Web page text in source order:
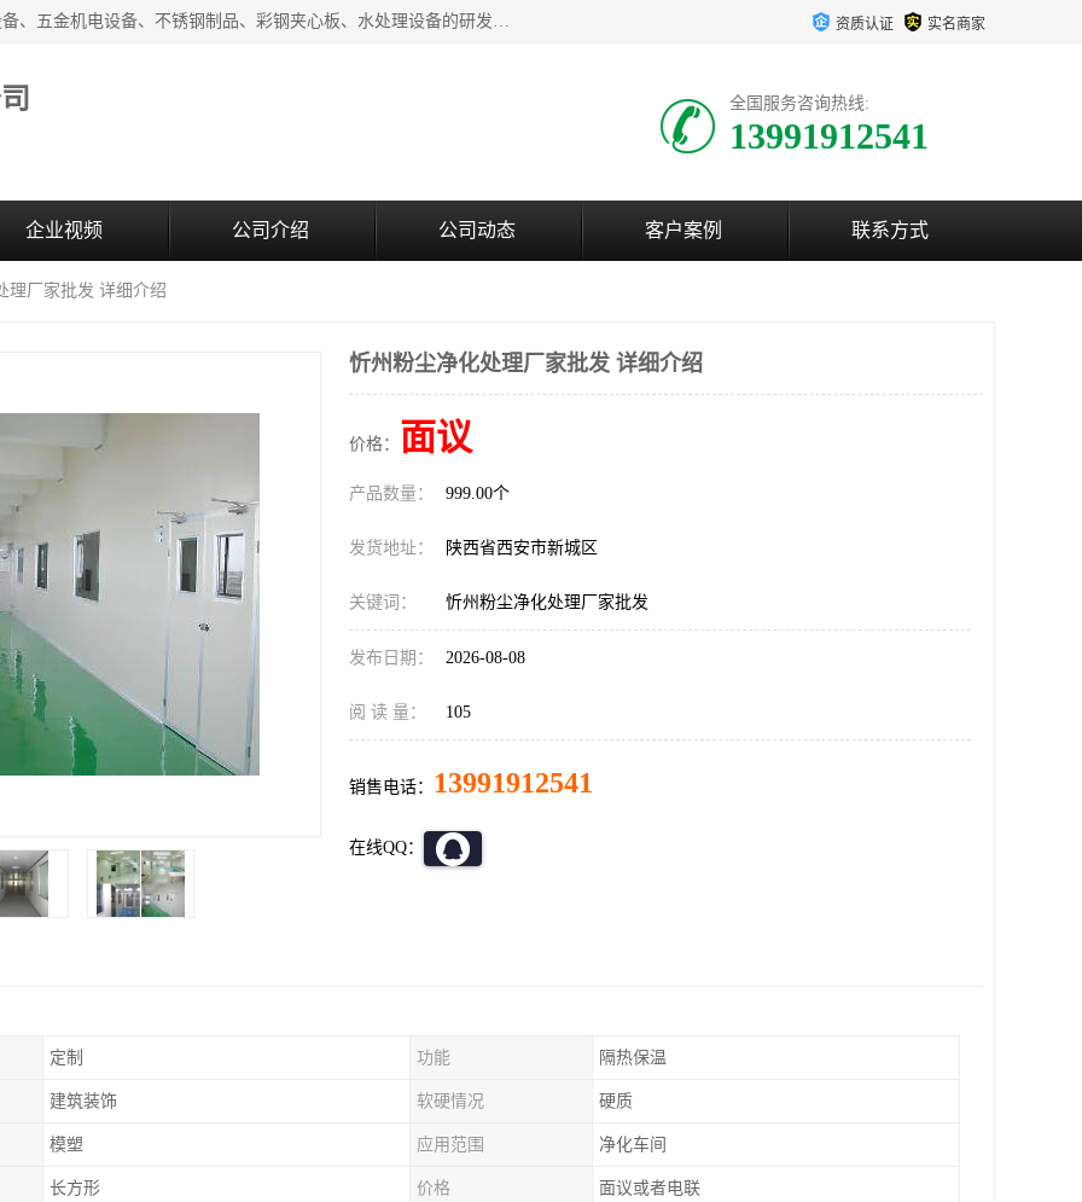
西安超润环境科技有限公司一般经营项目：净化设备、厨房设备、五金机电设备、不锈钢制品、彩钢夹心板、水处理设备的研发、销售；空气净化设备、办公设备、通风设备、建筑材料、金属材料的销售；净化工程、钢结构工程、机电设备工程的设计与施工及技术咨询服务；货物及技术的进出口的业务经营。 资质认证 实名商家
全国服务咨询热线:
13991912541
企业视频 公司介绍 公司动态 客户案例 联系方式
理厂家批发 详细介绍
忻州粉尘净化处理厂家批发 详细介绍
价格： 面议
产品数量： 999.00个
发货地址： 陕西省西安市新城区
关键词： 忻州粉尘净化处理厂家批发
发布日期： 2026-08-08
阅 读 量： 105
销售电话： 13991912541
在线QQ：
定制 功能 隔热保温
建筑装饰 软硬情况 硬质
模塑 应用范围 净化车间
长方形 价格 面议或者电联